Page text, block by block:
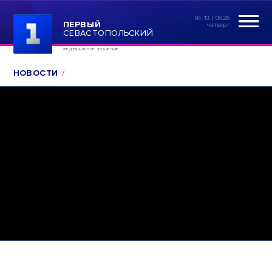
ПЕРВЫЙ
СЕВАСТОПОЛЬСКИЙ
ФЕДЕРАЛЬНОЕ ЗНАЧЕНИЕ
04:13 | 06.26
четверг
НОВОСТИ